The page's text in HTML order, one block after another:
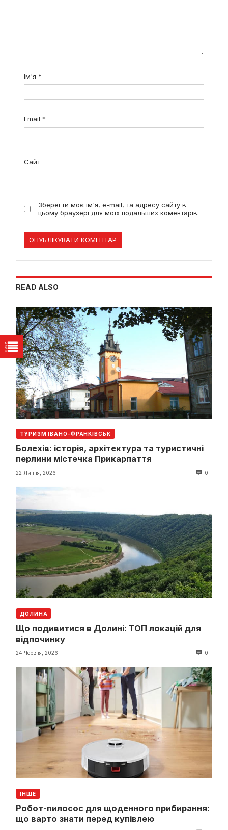
Ім'я *
Email *
Сайт
Зберегти моє ім'я, e-mail, та адресу сайту в
цьому браузері для моїх подальших коментарів.
READ ALSO
ТУРИЗМ ІВАНО-ФРАНКІВСЬК
Болехів: історія, архітектура та туристичні
перлини містечка Прикарпаття
22 Липня, 2026 0
ДОЛИНА
Що подивитися в Долині: ТОП локацій для
відпочинку
24 Червня, 2026 0
ІНШЕ
Робот-пилосос для щоденного прибирання:
що варто знати перед купівлею